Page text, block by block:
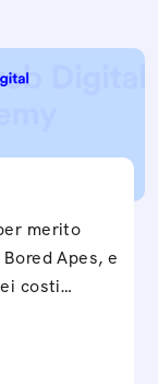
merito
Apes, e
costi…